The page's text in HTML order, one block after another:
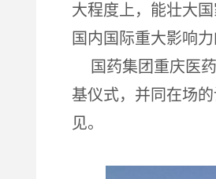
大程度上，能壮大
国内国际重大影响
国药集团重庆医
基仪式，并同在场
见。